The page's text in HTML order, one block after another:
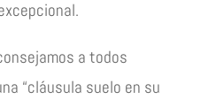
a todos
“cláusula suelo en su